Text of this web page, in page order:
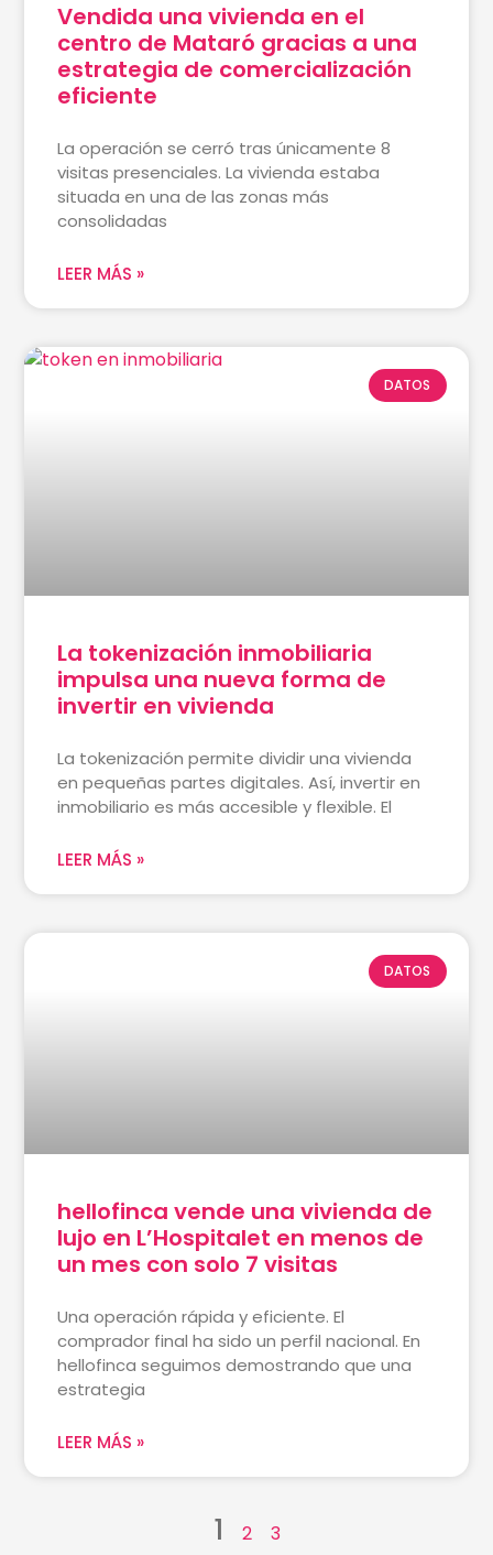
Vendida una vivienda en el
centro de Mataró gracias a una
estrategia de comercialización
eficiente
La operación se cerró tras únicamente 8
visitas presenciales. La vivienda estaba
situada en una de las zonas más
consolidadas
LEER MÁS »
DATOS
La tokenización inmobiliaria
impulsa una nueva forma de
invertir en vivienda
La tokenización permite dividir una vivienda
en pequeñas partes digitales. Así, invertir en
inmobiliario es más accesible y flexible. El
LEER MÁS »
DATOS
hellofinca vende una vivienda de
lujo en L’Hospitalet en menos de
un mes con solo 7 visitas
Una operación rápida y eficiente. El
comprador final ha sido un perfil nacional. En
hellofinca seguimos demostrando que una
estrategia
LEER MÁS »
1 2 3